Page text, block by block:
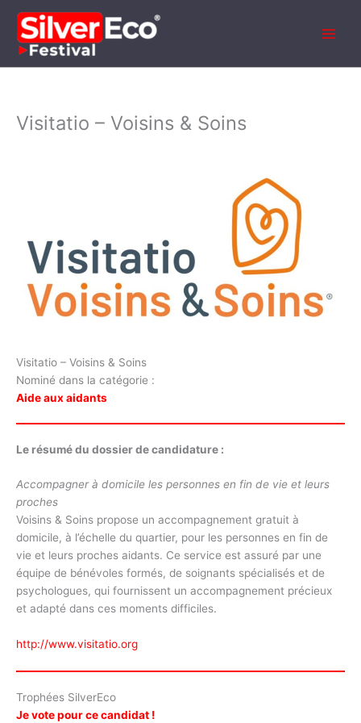
contenu
Visitatio – Voisins & Soins
Visitatio – Voisins & Soins
Nominé dans la catégorie :
Aide aux aidants
Le résumé du dossier de candidature :
Accompagner à domicile les personnes en fin de vie et leurs
proches
Voisins & Soins propose un accompagnement gratuit à
domicile, à l’échelle du quartier, pour les personnes en fin de
vie et leurs proches aidants. Ce service est assuré par une
équipe de bénévoles formés, de soignants spécialisés et de
psychologues, qui fournissent un accompagnement précieux
et adapté dans ces moments difficiles.
http://www.visitatio.org
Trophées SilverEco
Je vote pour ce candidat !